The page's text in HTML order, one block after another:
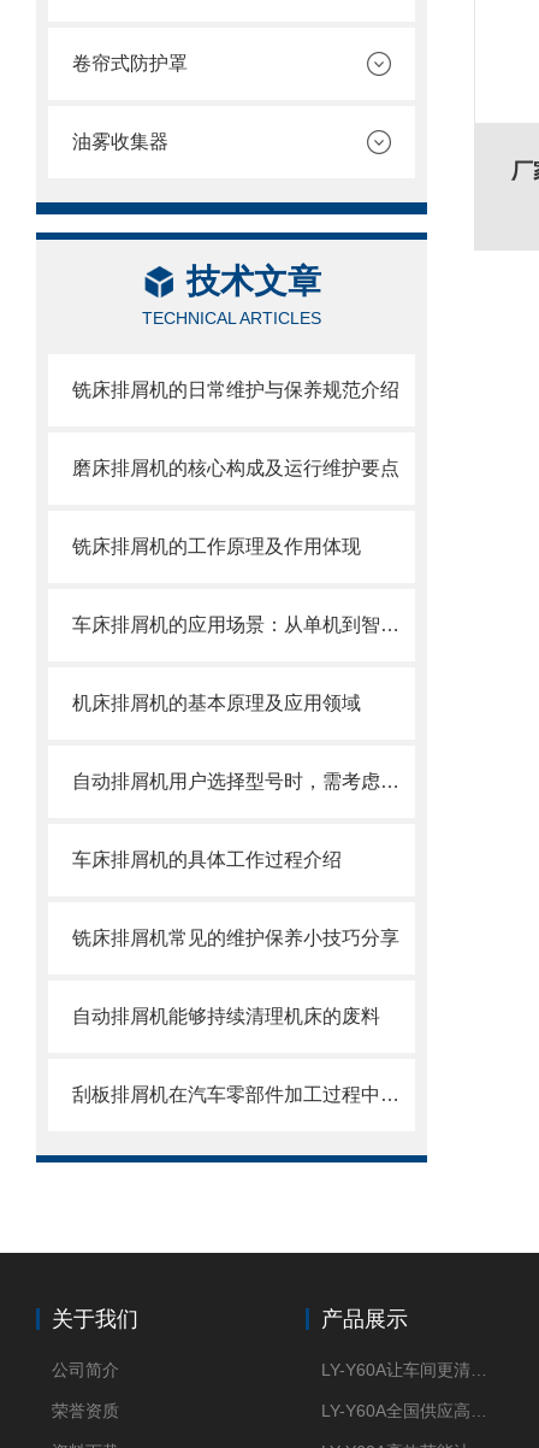
卷帘式防护罩
油雾收集器
技术文章
TECHNICAL ARTICLES
铣床排屑机的日常维护与保养规范介绍
磨床排屑机的核心构成及运行维护要点
铣床排屑机的工作原理及作用体现
车床排屑机的应用场景：从单机到智能产线
机床排屑机的基本原理及应用领域
自动排屑机用户选择型号时，需考虑哪些事项？
车床排屑机的具体工作过程介绍
铣床排屑机常见的维护保养小技巧分享
自动排屑机能够持续清理机床的废料
刮板排屑机在汽车零部件加工过程中的作用
厂
关于我们
公司简介
荣誉资质
产品展示